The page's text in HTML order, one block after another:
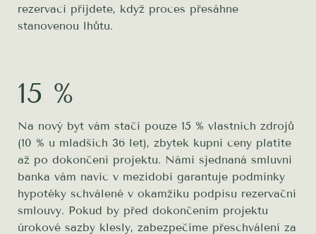
rezervaci přijdete, když proces přesáhne
stanovenou lhůtu.
15 %
Na nový byt vám stačí pouze 15 % vlastních zdrojů
(10 % u mladších 36 let), zbytek kupní ceny platíte
až po dokončení projektu. Námi sjednaná smluvní
banka vám navíc v mezidobí garantuje podmínky
hypotéky schválené v okamžiku podpisu rezervační
smlouvy. Pokud by před dokončením projektu
úrokové sazby klesly, zabezpečíme přeschválení za